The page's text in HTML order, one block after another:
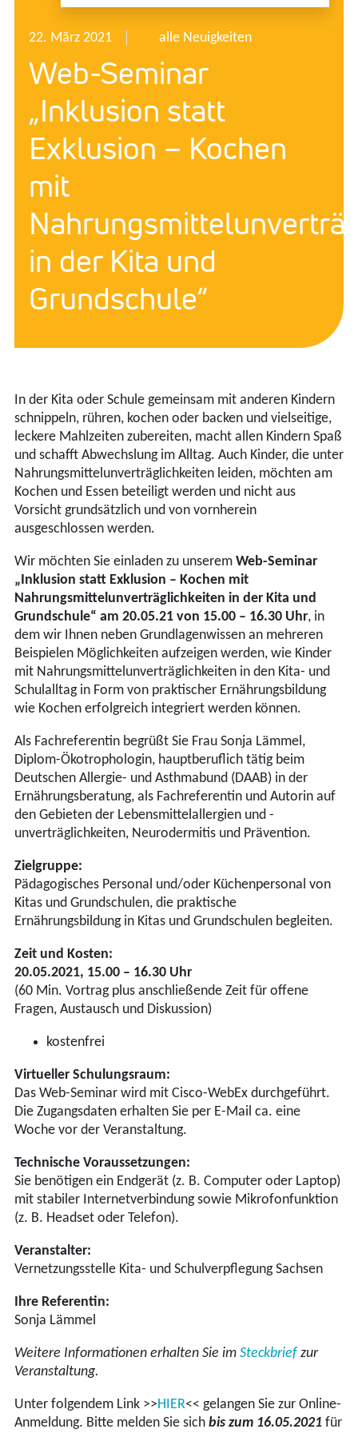
22. März 2021 alle Neuigkeiten
Web-Seminar
„Inklusion statt
Exklusion – Kochen
mit
in der Kita und
Grundschule“
In der Kita oder Schule gemeinsam mit anderen Kindern
schnippeln, rühren, kochen oder backen und vielseitige,
leckere Mahlzeiten zubereiten, macht allen Kindern Spaß
und schafft Abwechslung im Alltag. Auch Kinder, die unter
Nahrungsmittelunverträglichkeiten leiden, möchten am
Kochen und Essen beteiligt werden und nicht aus
Vorsicht grundsätzlich und von vornherein
ausgeschlossen werden.
Wir möchten Sie einladen zu unserem Web-Seminar
„Inklusion statt Exklusion – Kochen mit
Nahrungsmittelunverträglichkeiten in der Kita und
Grundschule“ am 20.05.21 von 15.00 – 16.30 Uhr, in
dem wir Ihnen neben Grundlagenwissen an mehreren
Beispielen Möglichkeiten aufzeigen werden, wie Kinder
mit Nahrungsmittelunverträglichkeiten in den Kita- und
Schulalltag in Form von praktischer Ernährungsbildung
wie Kochen erfolgreich integriert werden können.
Als Fachreferentin begrüßt Sie Frau Sonja Lämmel,
Diplom-Ökotrophologin, hauptberuflich tätig beim
Deutschen Allergie- und Asthmabund (DAAB) in der
Ernährungsberatung, als Fachreferentin und Autorin auf
den Gebieten der Lebensmittelallergien und -
unverträglichkeiten, Neurodermitis und Prävention.
Zielgruppe:
Pädagogisches Personal und/oder Küchenpersonal von
Kitas und Grundschulen, die praktische
Ernährungsbildung in Kitas und Grundschulen begleiten.
Zeit und Kosten:
20.05.2021, 15.00 – 16.30 Uhr
(60 Min. Vortrag plus anschließende Zeit für offene
Fragen, Austausch und Diskussion)
kostenfrei
Virtueller Schulungsraum:
Das Web-Seminar wird mit Cisco-WebEx durchgeführt.
Die Zugangsdaten erhalten Sie per E-Mail ca. eine
Woche vor der Veranstaltung.
Technische Voraussetzungen:
Sie benötigen ein Endgerät (z. B. Computer oder Laptop)
mit stabiler Internetverbindung sowie Mikrofonfunktion
(z. B. Headset oder Telefon).
Veranstalter:
Vernetzungsstelle Kita- und Schulverpflegung Sachsen
Ihre Referentin:
Sonja Lämmel
Weitere Informationen erhalten Sie im Steckbrief zur
Veranstaltung.
Unter folgendem Link >>HIER<< gelangen Sie zur Online-
Anmeldung. Bitte melden Sie sich bis zum 16.05.2021 für